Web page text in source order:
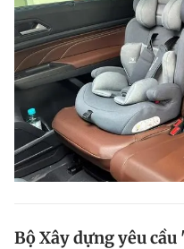
Bộ Xây dựng yêu